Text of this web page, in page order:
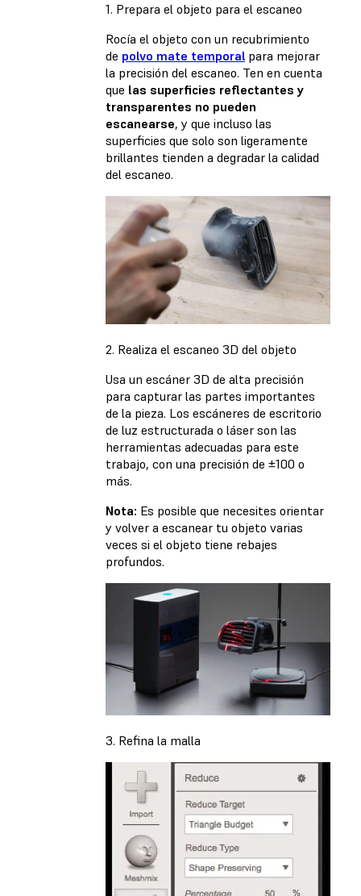
1. Prepara el objeto para el escaneo
Rocía el objeto con un recubrimiento
de polvo mate temporal para mejorar
la precisión del escaneo. Ten en cuenta
que las superficies reflectantes y
transparentes no pueden
escanearse, y que incluso las
superficies que solo son ligeramente
brillantes tienden a degradar la calidad
del escaneo.
2. Realiza el escaneo 3D del objeto
Usa un escáner 3D de alta precisión
para capturar las partes importantes
de la pieza. Los escáneres de escritorio
de luz estructurada o láser son las
herramientas adecuadas para este
trabajo, con una precisión de ±100 o
más.
Nota: Es posible que necesites orientar
y volver a escanear tu objeto varias
veces si el objeto tiene rebajes
profundos.
3. Refina la malla